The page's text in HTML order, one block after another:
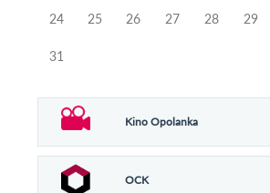
24 25 26 27 28 29
31
Kino Opolanka
OCK